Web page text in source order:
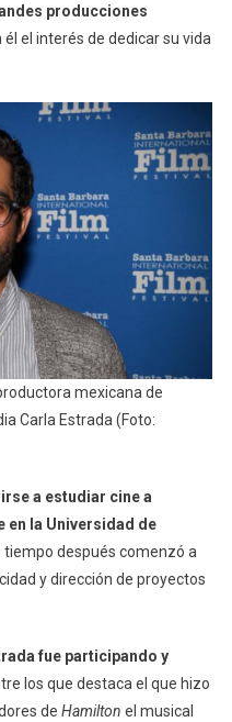
producciones
el interés de dedicar su vida
mexicana de
Carla Estrada (Foto:
irse a estudiar cine a
en la Universidad de
tiempo después comenzó a
y dirección de proyectos
fue participando y
los que destaca el que hizo
de Hamilton el musical